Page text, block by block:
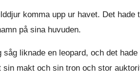
komma upp ur havet. Det
på sina huvuden.
såg liknade en leopard, och det
sin makt och sin tron och stor